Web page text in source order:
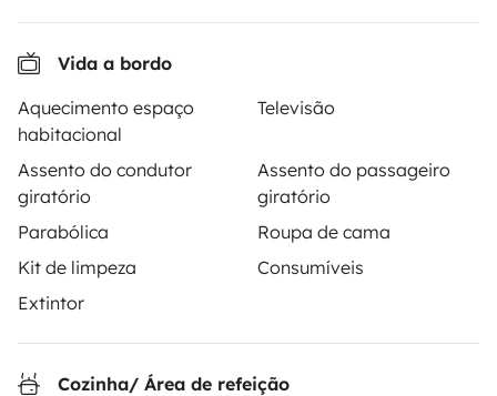
Vida a bordo
Aquecimento espaço
habitacional
Televisão
Assento do condutor
giratório
Assento do passageiro
giratório
Parabólica
Roupa de cama
Kit de limpeza
Consumíveis
Extintor
Cozinha/ Área de refeição
A partir de
80 €/dia
Pedido de aluguer
aluguer de autocaravanas, furgões transformados e